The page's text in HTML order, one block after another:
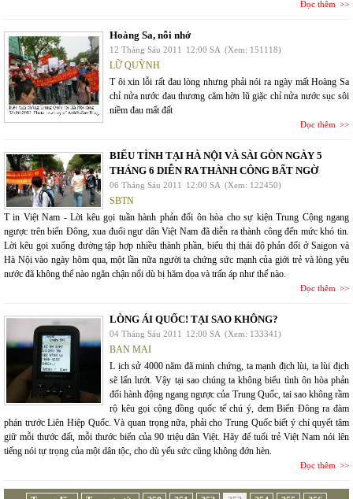
Đọc thêm
Hoàng Sa, nỗi nhớ
12 Tháng Sáu 2011 12:00 SA (Xem: 151118)
LỮ QUỲNH
T ôi xin lỗi rất đau lòng nhưng phải nói ra ngày mất Hoàng Sa
chỉ nửa nước đau thương căm hờn lũ giặc chỉ nửa nước sục sôi
niềm đau mất đất
Đọc thêm
BIỂU TÌNH TẠI HÀ NỘI VÀ SÀI GÒN NGÀY 5
THÁNG 6 DIỄN RA THÀNH CÔNG BẤT NGỜ
06 Tháng Sáu 2011 12:00 SA (Xem: 122450)
SBTN
T in Việt Nam - Lời kêu gọi tuần hành phản đối ôn hòa cho sự kiện Trung Cộng ngang
ngược trên biển Đông, xua đuổi ngư dân Việt Nam đã diễn ra thành công đến mức khó tin.
Lời kêu gọi xuống đường tập hợp nhiều thành phần, biểu thị thái độ phản đối ở Saigon và
Hà Nội vào ngày hôm qua, một lần nữa người ta chứng sức mạnh của giới trẻ và lòng yêu
nước đã không thể nào ngăn chận nổi dù bị hăm dọa và trấn áp như thế nào.
Đọc thêm
LÒNG ÁI QUỐC! TẠI SAO KHÔNG?
04 Tháng Sáu 2011 12:00 SA (Xem: 133341)
BAN MAI
L ịch sử 4000 năm đã minh chứng, ta mạnh địch lùi, ta lùi địch
sẽ lấn lướt. Vậy tại sao chúng ta không biểu tình ôn hòa phản
đối hành động ngang ngược của Trung Quốc, tai sao không rầm
rộ kêu gọi cộng đồng quốc tế chú ý, đem Biển Đông ra đàm
phán trước Liên Hiệp Quốc. Và quan trọng nữa, phải cho Trung Quốc biết ý chí quyết tâm
giữ mỗi thước đất, mỗi thước biển của 90 triệu dân Việt. Hãy để tuổi trẻ Việt Nam nói lên
tiếng nói tự trọng của một dân tộc, cho dù yếu sức cũng không đớn hèn.
Đọc thêm